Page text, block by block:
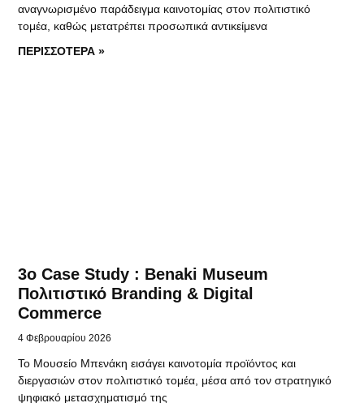
αναγνωρισμένο παράδειγμα καινοτομίας στον πολιτιστικό
τομέα, καθώς μετατρέπει προσωπικά αντικείμενα
ΠΕΡΙΣΣΟΤΕΡΑ »
3o Case Study : Benaki Museum
Πολιτιστικό Branding & Digital
Commerce
4 Φεβρουαρίου 2026
Το Μουσείο Μπενάκη εισάγει καινοτομία προϊόντος και
διεργασιών στον πολιτιστικό τομέα, μέσα από τον στρατηγικό
ψηφιακό μετασχηματισμό της